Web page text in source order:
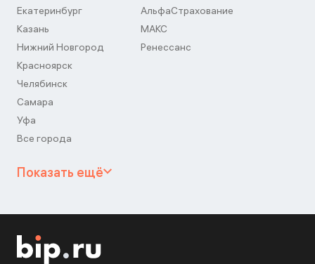
Екатеринбург
Казань
Нижний Новгород
Красноярск
Челябинск
Самара
Уфа
Все города
АльфаСтрахование
МАКС
Ренессанс
Показать ещё